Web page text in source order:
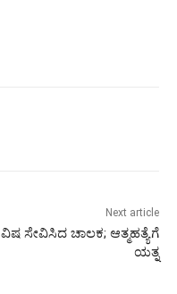
Next article
ವಿಷ ಸೇವಿಸಿದ ಚಾಲಕ; ಆತ್ಮಹತ್ಯೆಗೆ
ಯತ್ನ